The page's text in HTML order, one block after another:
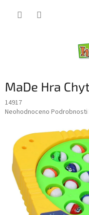
MaDe Hra
14917
Průměrné
0,0
hvězdiček.
Neohodnoceno